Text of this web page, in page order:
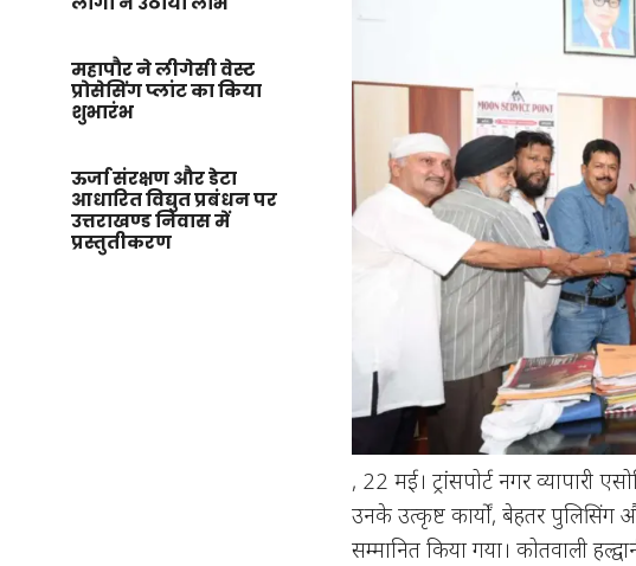
महापौर ने लीगेसी वेस्ट
प्रोसेसिंग प्लांट का किया
शुभारंभ
ऊर्जा संरक्षण और डेटा
आधारित विद्युत प्रबंधन पर
उत्तराखण्ड निवास में
प्रस्तुतीकरण
, 22 मई। ट्रांसपोर्ट नगर व्यापारी
उनके उत्कृष्ट कार्यों, बेहतर पुलिसिंग
सम्मानित किया गया। कोतवाली